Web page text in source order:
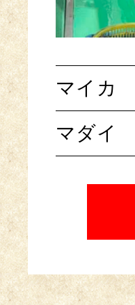
マイカ
マダイ